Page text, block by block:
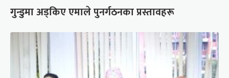
गुन्डुमा अड्किए एमाले पुनर्गठनका प्रस्तावहरू